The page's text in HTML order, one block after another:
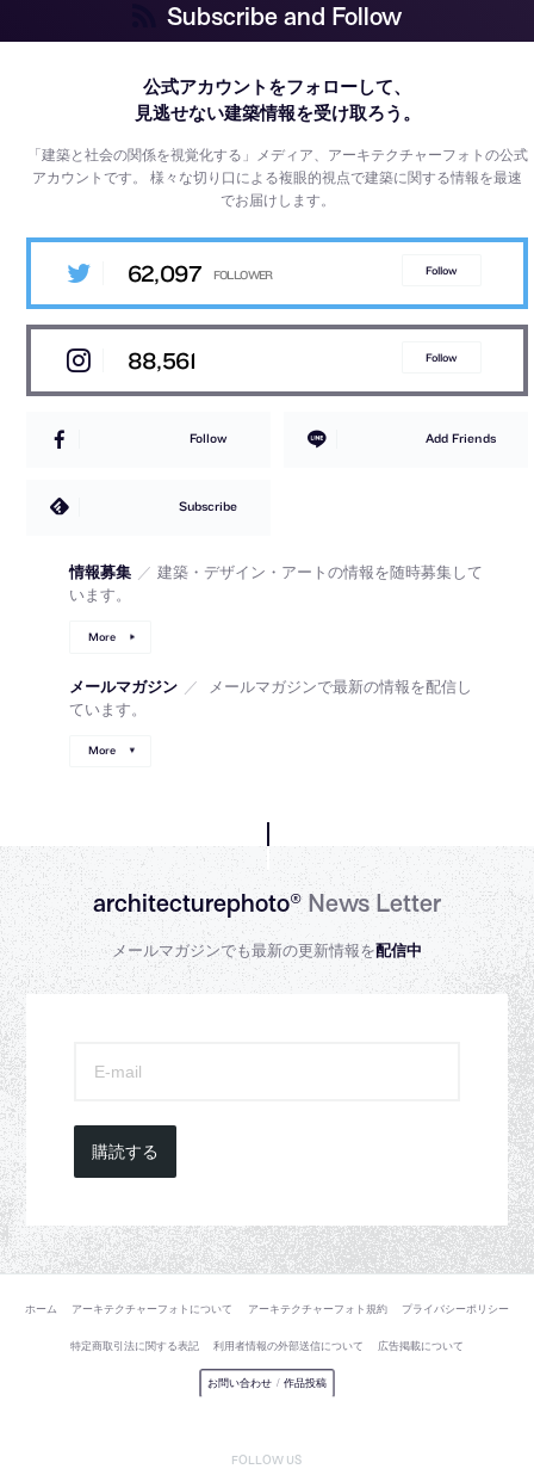
Subscribe and Follow
公式アカウントをフォローして、
見逃せない建築情報を受け取ろう。
「建築と社会の関係を視覚化する」メディア、アーキテクチャーフォトの公式
アカウントです。様々な切り口による複眼的視点で建築に関する情報を最速
でお届けします。
62,097 Follow
88,561 Follow
Follow Add Friends
Subscribe
情報募集 ／ 建築・デザイン・アートの情報を随時募集して
います。
More
メールマガジン ／
メールマガジンで最新の情報を配信し
ています。
More
architecturephoto®News Letter
メールマガジンでも最新の更新情報を配信中
購読する
ホーム アーキテクチャーフォトについて アーキテクチャーフォト規約 プライバシーポリシー
特定商取引法に関する表記 利用者情報の外部送信について 広告掲載について
お問い合わせ / 作品投稿